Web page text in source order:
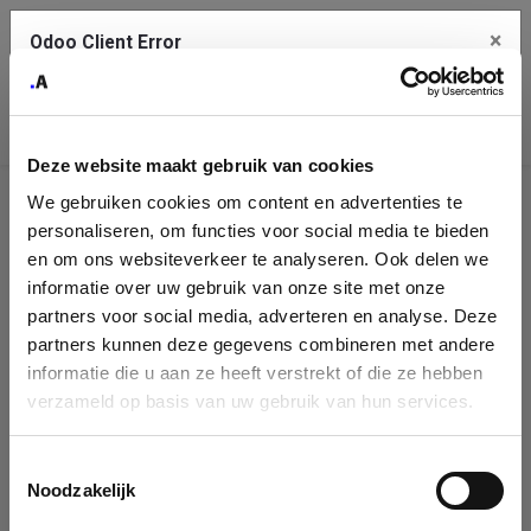
Deze website maakt gebruik van cookies
We gebruiken cookies om content en advertenties te
personaliseren, om functies voor social media te bieden
en om ons websiteverkeer te analyseren. Ook delen we
informatie over uw gebruik van onze site met onze
partners voor social media, adverteren en analyse. Deze
partners kunnen deze gegevens combineren met andere
informatie die u aan ze heeft verstrekt of die ze hebben
verzameld op basis van uw gebruik van hun services.
Noodzakelijk
Company
Identification
Please fill in your company details
You can search a company in our database by name, VAT or
enterprise ID. When a company is selected it will auto-complete the
form. If you don't find your company in our database, you can create
Odoo Client Error ×
service.
See details
Ok